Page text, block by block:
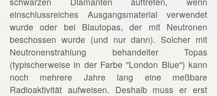
einschlussreiches Ausgangsmaterial verwendet
wurde oder bei Blautopas, der mit Neutronen
beschossen wurde (und nur dann). Solcher mit
Neutronenstrahlung behandelter Topas
(typischerweise in der Farbe "London Blue") kann
noch mehrere Jahre lang eine meßbare
Radioaktivität aufweisen. Deshalb muss er erst